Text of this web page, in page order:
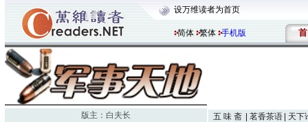
设万维读者为首页
简体 繁体 手机版 首
版主： 白夫长 五 味 斋 茗香茶语
天下